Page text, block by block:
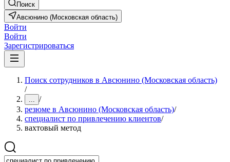
Поиск
Авсюнино (Московская область)
Войти
Войти
Зарегистрироваться
Поиск сотрудников в Авсюнино (Московская область)
/
... /
резюме в Авсюнино (Московская область)/
специалист по привлечению клиентов/
вахтовый метод